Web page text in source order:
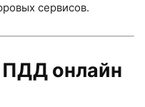
сервисов.
онлайн